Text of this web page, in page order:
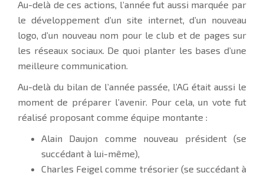
Au-delà de ces actions, l’année fut aussi marquée par
le développement d’un site internet, d’un nouveau
logo, d’un nouveau nom pour le club et de pages sur
les réseaux sociaux. De quoi planter les bases d’une
meilleure communication.
Au-delà du bilan de l’année passée, l’AG était aussi le
moment de préparer l’avenir. Pour cela, un vote fut
réalisé proposant comme équipe montante :
Alain Daujon comme nouveau président (se
succédant à lui-même),
Charles Feigel comme trésorier (se succédant à